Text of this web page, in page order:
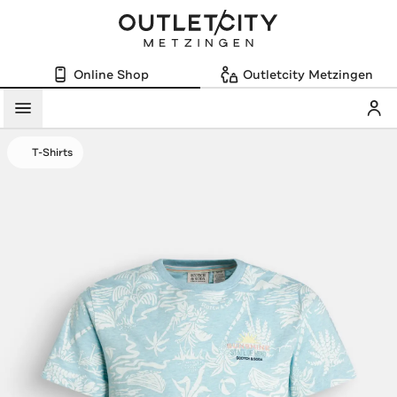
Online Shop Outletcity Metzingen
Menü
T-Shirts